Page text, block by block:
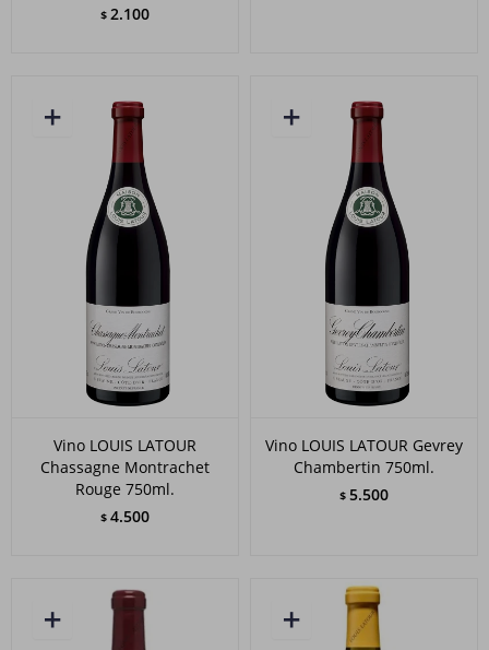
$ 2.100
Vino LOUIS LATOUR
Chassagne Montrachet
Rouge 750ml.
$ 4.500
Vino LOUIS LATOUR Gevrey
Chambertin 750ml.
$ 5.500